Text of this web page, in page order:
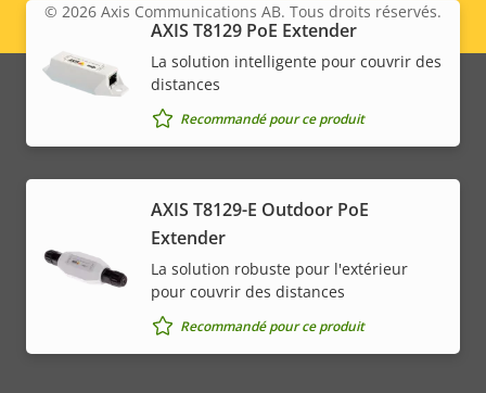
AXIS T8129 PoE Extender
La solution intelligente pour couvrir des
distances
Recommandé pour ce produit
AXIS T8129-E Outdoor PoE
Extender
La solution robuste pour l'extérieur
pour couvrir des distances
Recommandé pour ce produit
Legal
menu
© 2026 Axis Communications AB. Tous droits réservés.